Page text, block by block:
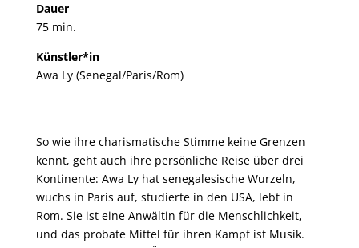
Dauer
75 min.
Künstler*in
Awa Ly (Senegal/Paris/Rom)
So wie ihre charismatische Stimme keine Grenzen
kennt, geht auch ihre persönliche Reise über drei
Kontinente: Awa Ly hat senegalesische Wurzeln,
wuchs in Paris auf, studierte in den USA, lebt in
Rom. Sie ist eine Anwältin für die Menschlichkeit,
und das probate Mittel für ihren Kampf ist Musik.